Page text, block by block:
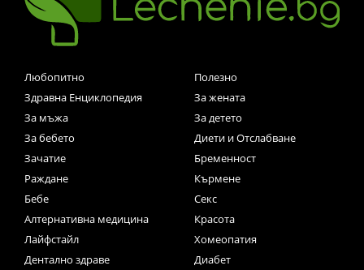
Любопитно
Полезно
Здравна Енциклопедия
За жената
За мъжа
За детето
За бебето
Диети и Отслабване
Зачатие
Бременност
Раждане
Кърмене
Бебе
Секс
Алтернативна медицина
Красота
Лайфстайл
Хомеопатия
Дентално здраве
Диабет